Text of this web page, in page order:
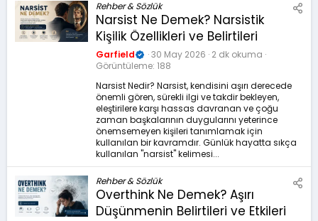
Rehber & Sözlük
Narsist Ne Demek? Narsistik
Kişilik Özellikleri ve Belirtileri
Garfield 30 May 2026 2 dk okuma
Görüntüleme 188
Narsist Nedir? Narsist, kendisini aşırı derecede
önemli gören, sürekli ilgi ve takdir bekleyen,
eleştirilere karşı hassas davranan ve çoğu
zaman başkalarının duygularını yeterince
önemsemeyen kişileri tanımlamak için
kullanılan bir kavramdır. Günlük hayatta sıkça
kullanılan "narsist" kelimesi...
Rehber & Sözlük
Overthink Ne Demek? Aşırı
Düşünmenin Belirtileri ve Etkileri